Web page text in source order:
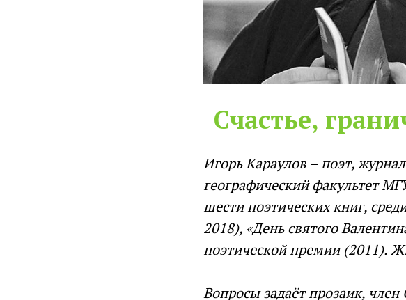
Счастье,
Игорь Караулов – поэт,
географический факультет
шести поэтических книг,
2018), «День святого
поэтической премии (2011).
Вопросы задаёт прозаик,